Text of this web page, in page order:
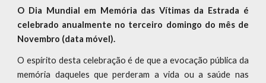
O Dia Mundial em Memória das Vítimas da Estrada é
celebrado anualmente no terceiro domingo do mês de
Novembro (data móvel).
O espírito desta celebração é de que a evocação pública da
memória daqueles que perderam a vida ou a saúde nas